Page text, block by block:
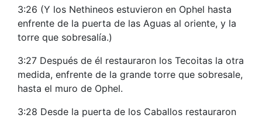
3:26 (Y los Nethineos estuvieron en Ophel hasta
enfrente de la puerta de las Aguas al oriente, y la
torre que sobresalía.)
3:27 Después de él restauraron los Tecoitas la otra
medida, enfrente de la grande torre que sobresale,
hasta el muro de Ophel.
3:28 Desde la puerta de los Caballos restauraron